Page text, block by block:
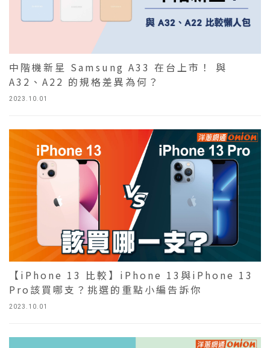
2023.10.01
中階機新星 Samsung A33 在台上市！ 與
A32、A22 的規格差異為何？
2023.10.01
【iPhone 13 比較】iPhone 13與iPhone 13
Pro該買哪支？挑選的重點小編告訴你